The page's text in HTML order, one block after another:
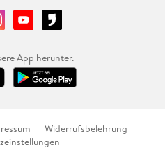
App herunter.
Widerrufsbelehrung